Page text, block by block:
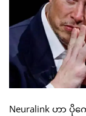
Neuralink ဟာ ပို